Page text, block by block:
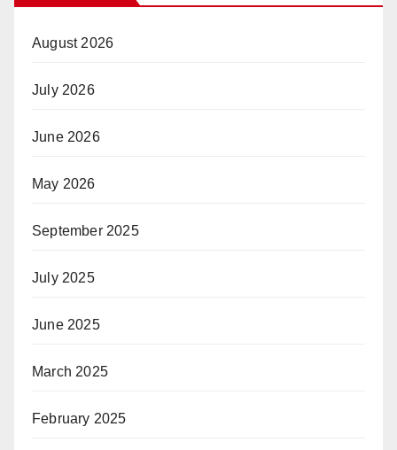
August 2026
July 2026
June 2026
May 2026
September 2025
July 2025
June 2025
March 2025
February 2025